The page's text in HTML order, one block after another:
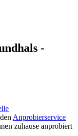
-
Anprobierservice
zuhause anprobiert